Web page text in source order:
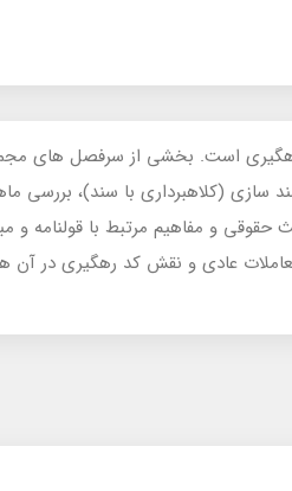
مبایعه نامه، قولنامه، سند (سند تک برگ) و کد رهگیری است.
(کلاهبرداری با سند)، بررسی
و مفاهیم مرتبط با قولنامه و
عادی و نقش کد رهگیری در آن ها